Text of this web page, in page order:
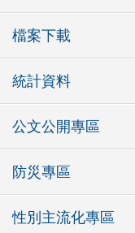
檔案下載
統計資料
公文公開專區
防災專區
性別主流化專區